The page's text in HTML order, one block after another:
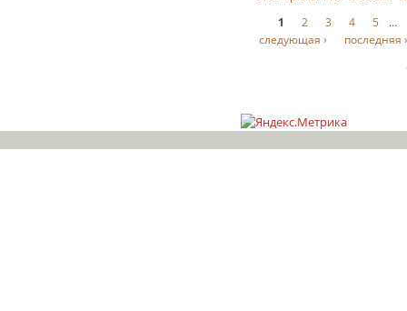
Страницы
1 2 3 4 5
…
следующая ›
последняя